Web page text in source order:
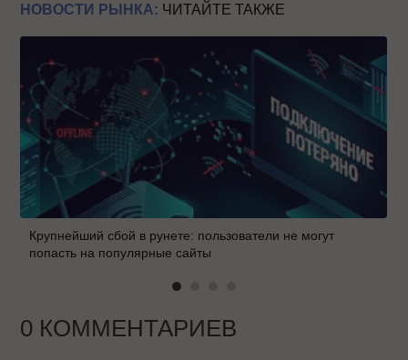
НОВОСТИ РЫНКА: ЧИТАЙТЕ ТАКЖЕ
Крупнейший сбой в рунете: пользователи не могут
попасть на популярные сайты
0 КОММЕНТАРИЕВ